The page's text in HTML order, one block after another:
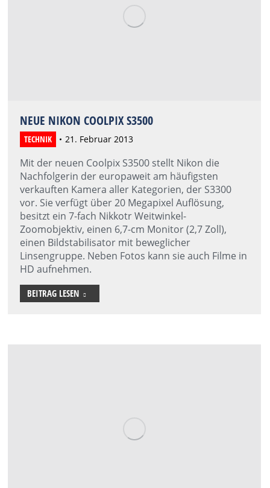
NEUE NIKON COOLPIX S3500
TECHNIK 21. Februar 2013
Mit der neuen Coolpix S3500 stellt Nikon die
Nachfolgerin der europaweit am häufigsten
verkauften Kamera aller Kategorien, der S3300
vor. Sie verfügt über 20 Megapixel Auflösung,
besitzt ein 7-fach Nikkotr Weitwinkel-
Zoomobjektiv, einen 6,7-cm Monitor (2,7 Zoll),
einen Bildstabilisator mit beweglicher
Linsengruppe. Neben Fotos kann sie auch Filme in
HD aufnehmen.
BEITRAG LESEN